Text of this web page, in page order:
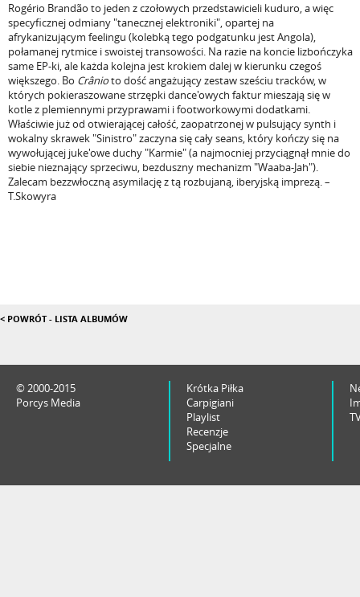
Rogério Brandão to jeden z czołowych przedstawicieli kuduro, a więc
specyficznej odmiany "tanecznej elektroniki", opartej na
afrykanizującym feelingu (kolebką tego podgatunku jest Angola),
połamanej rytmice i swoistej transowości. Na razie na koncie lizbończyka
same EP-ki, ale każda kolejna jest krokiem dalej w kierunku czegoś
większego. Bo Crânioto dość angażujący zestaw sześciu tracków, w
których pokieraszowane strzępki dance'owych faktur mieszają się w
kotle z plemiennymi przyprawami i footworkowymi dodatkami.
Właściwie już od otwierającej całość, zaopatrzonej w pulsujący synth i
wokalny skrawek "Sinistro" zaczyna się cały seans, który kończy się na
wywołującej juke'owe duchy "Karmie" (a najmocniej przyciągnął mnie do
siebie nieznający sprzeciwu, bezduszny mechanizm "Waaba-Jah").
Zalecam bezzwłoczną asymilację z tą rozbujaną, iberyjską imprezą. –
T.Skowyra
< POWRÓT - LISTA ALBUMÓW
© 2000-2015
Porcys Media
Krótka Piłka
Carpigiani
Playlist
Recenzje
Specjalne